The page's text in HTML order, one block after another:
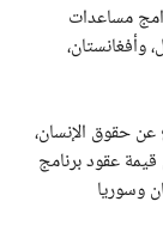
مساعدات
الصومال، وأفغانستان،
حقوق الإنسان،
عقود برنامج
وسوريا